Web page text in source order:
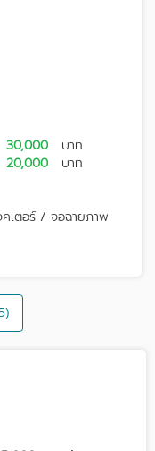
30,000
บาท
20,000
บาท
คเตอร์ / จอฉายภาพ